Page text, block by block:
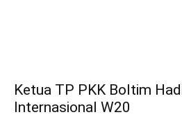
Ketua TP PKK Boltim
Internasional W20